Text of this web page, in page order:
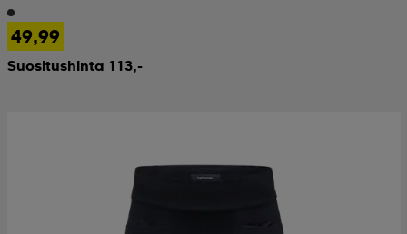
49,99
Suositushinta 113,-